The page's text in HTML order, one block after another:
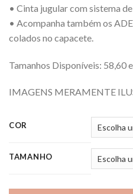
• Cinta jugular com sistema
• Acompanha também os
colados no capacete.
Tamanhos Disponíveis: 58,60 e
IMAGENS MERAMENTE
COR
TAMANHO